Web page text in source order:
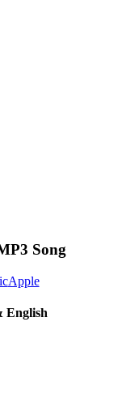
Song
Apple
English